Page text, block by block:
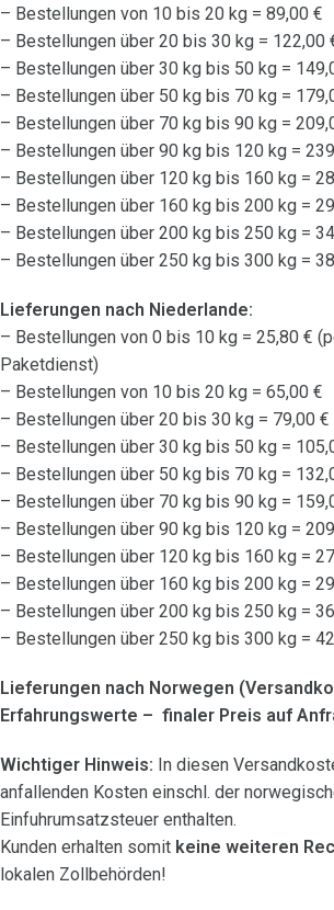
– Bestellungen von 10 bis 20 kg = 89,00 €
– Bestellungen über 20 bis 30 kg = 122,00
– Bestellungen über 30 kg bis 50 kg =
– Bestellungen über 50 kg bis 70 kg =
– Bestellungen über 70 kg bis 90 kg =
– Bestellungen über 90 kg bis 120 kg =
– Bestellungen über 120 kg bis 160 kg =
– Bestellungen über 160 kg bis 200 kg =
– Bestellungen über 200 kg bis 250 kg =
– Bestellungen über 250 kg bis 300 kg =
Lieferungen nach Niederlande:
– Bestellungen von 0 bis 10 kg = 25,80 €
Paketdienst)
– Bestellungen von 10 bis 20 kg = 65,00 €
– Bestellungen über 20 bis 30 kg = 79,00 €
– Bestellungen über 30 kg bis 50 kg =
– Bestellungen über 50 kg bis 70 kg =
– Bestellungen über 70 kg bis 90 kg =
– Bestellungen über 90 kg bis 120 kg =
– Bestellungen über 120 kg bis 160 kg =
– Bestellungen über 160 kg bis 200 kg =
– Bestellungen über 200 kg bis 250 kg =
– Bestellungen über 250 kg bis 300 kg =
Lieferungen nach Norwegen
Erfahrungswerte – finaler Preis auf
Wichtiger Hinweis: In diesen
anfallenden Kosten einschl. der
Einfuhrumsatzsteuer enthalten.
Kunden erhalten somit keine weiteren
lokalen Zollbehörden!